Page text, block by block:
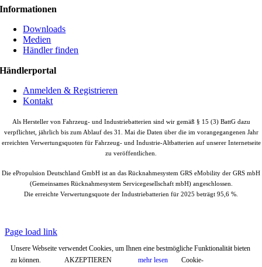
Informationen
Downloads
Medien
Händler finden
Händlerportal
Anmelden & Registrieren
Kontakt
Als Hersteller von Fahrzeug- und Industriebatterien sind wir gemäß § 15 (3) BattG dazu
verpflichtet, jährlich bis zum Ablauf des 31. Mai die Daten über die im vorangegangenen Jahr
erreichten Verwertungsquoten für Fahrzeug- und Industrie-Altbatterien auf unserer Internetseite
zu veröffentlichen.
Die ePropulsion Deutschland GmbH ist an das Rücknahmesystem GRS eMobility der GRS mbH
(Gemeinsames Rücknahmesystem Servicegesellschaft mbH) angeschlossen.
Die erreichte Verwertungsquote der Industriebatterien für 2025 beträgt 95,6 %.
Page load link
Unsere Webseite verwendet Cookies, um Ihnen eine bestmögliche Funktionalität bieten
zu können.
AKZEPTIEREN mehr lesen
Cookie-